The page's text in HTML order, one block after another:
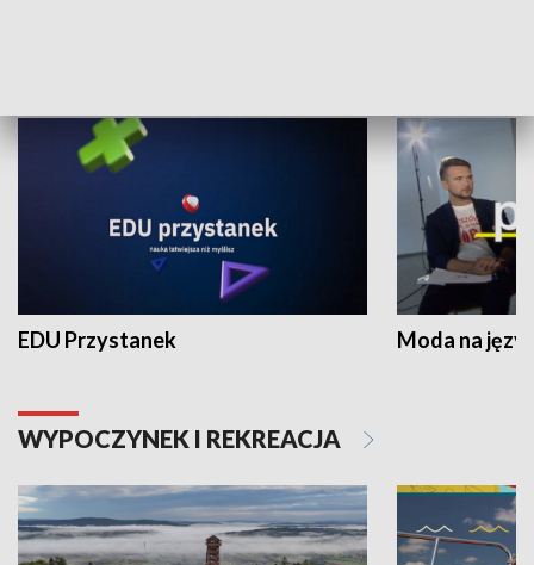
EDU Przystanek Moda na
WYPOCZYNEK I REKREACJA